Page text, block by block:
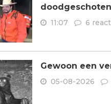
11:07 6
Gewoon een
05-08-2026